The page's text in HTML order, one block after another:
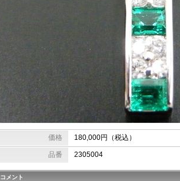
価格 180,000円（税込）
品番 2305004
コメント